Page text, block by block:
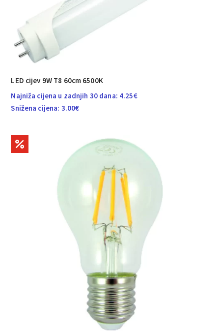
LED cijev 9W T8 60cm 6500K
Najniža cijena u zadnjih 30 dana: 4.25€
Snižena cijena: 3.00€